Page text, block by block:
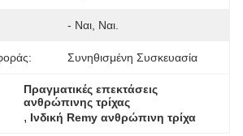
- Ναι, Ναι.
Συνηθισμένη Συσκευασία
Πραγματικές επεκτάσεις
ανθρώπινης τρίχας
, Ινδική Remy ανθρώπινη τρίχα